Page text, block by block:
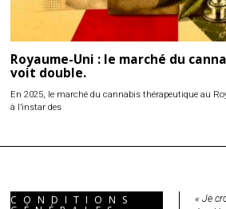
Royaume-Uni : le marché du
voit double.
En 2025, le marché du cannabis thérapeutique au
à l’instar des
CONDITIONS
« Je